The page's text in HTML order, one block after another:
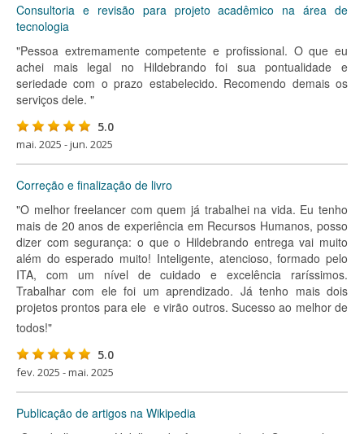
Consultoria e revisão para projeto acadêmico na área de
tecnologia
"Pessoa extremamente competente e profissional. O que eu
achei mais legal no Hildebrando foi sua pontualidade e
seriedade com o prazo estabelecido. Recomendo demais os
serviços dele. "
5.0
mai. 2025 - jun. 2025
Correção e finalização de livro
"O melhor freelancer com quem já trabalhei na vida. Eu tenho
mais de 20 anos de experiência em Recursos Humanos, posso
dizer com segurança: o que o Hildebrando entrega vai muito
além do esperado muito! Inteligente, atencioso, formado pelo
ITA, com um nível de cuidado e excelência raríssimos.
Trabalhar com ele foi um aprendizado. Já tenho mais dois
projetos prontos para ele  e virão outros. Sucesso ao melhor de
todos!"
5.0
fev. 2025 - mai. 2025
Publicação de artigos na Wikipedia